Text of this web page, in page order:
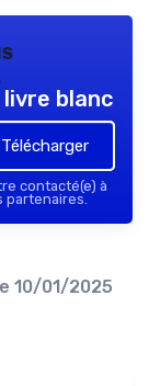
blanc
contacté(e) à
partenaires.
10/01/2025